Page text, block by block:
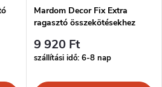
Mardom Decor Fix Extra
ragasztó összekötésekhez
9 920 Ft
szállítási idő: 6-8 nap